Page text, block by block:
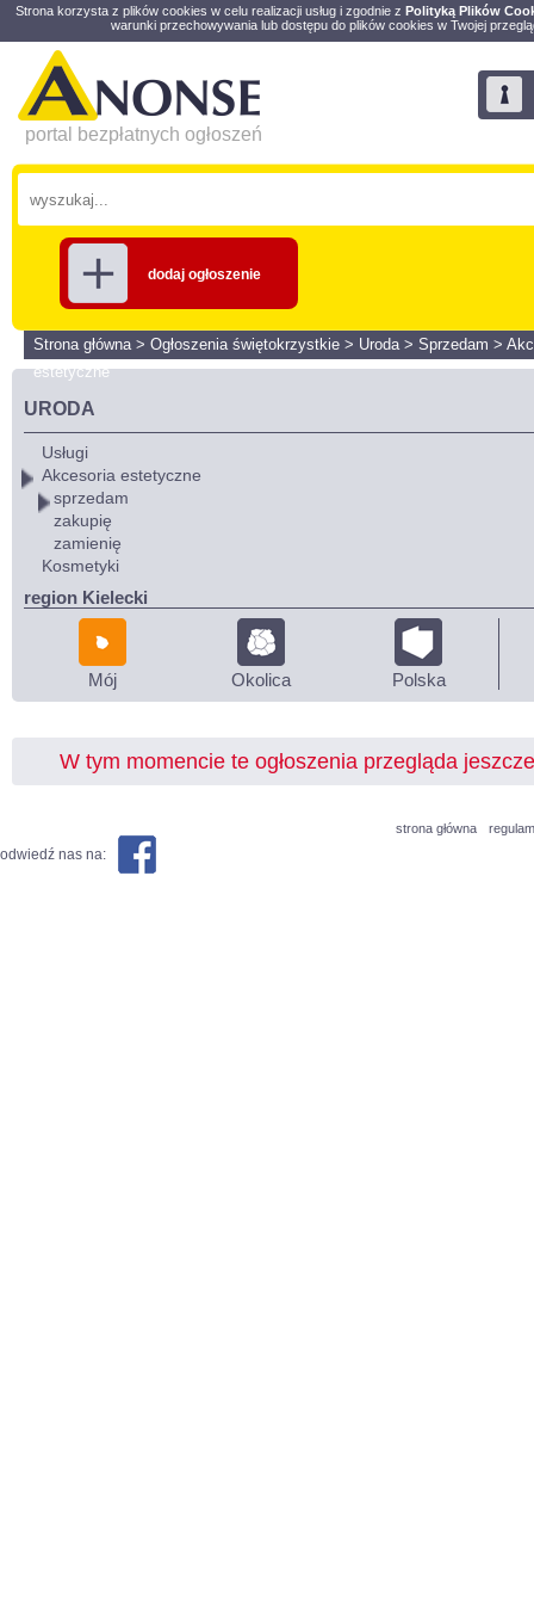
Strona korzysta z plików cookies w celu realizacji usług i zgodnie z Polityką Plików
warunki przechowywania lub dostępu do plików cookies w Twojej
portal bezpłatnych ogłoszeń
dodaj ogłoszenie
Strona główna> Ogłoszenia świętokrzystkie > Uroda> Sprzedam >
estetyczne
URODA
Usługi
Akcesoria estetyczne
sprzedam
zakupię
zamienię
Kosmetyki
region Kielecki
Mój Okolica Polska
W tym momencie te ogłoszenia przegląda
strona główna
odwiedź nas na: